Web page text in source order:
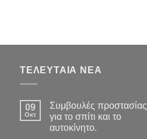
ΤΕΛΕΥΤΑΙΑ ΝΕΑ
09
Οκτ
Συμβουλές προστασίας
για το σπίτι και το
αυτοκίνητο.